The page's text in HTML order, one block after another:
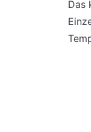
Das